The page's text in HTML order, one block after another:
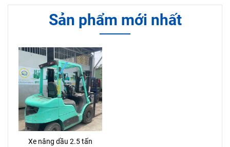
thành hợp lý, dòng xe nâng
điện đứng lái nhập khẩu
Trung Quốc này mang đến
dỡ, nâng hạ hàng hóa tại kho
xưởng, siêu thị, nhà máy và
trung tâm logistics.
chọn mua xe nâng tay điện
chính hãng với mức giá hợp
Sản phẩm mới nhất
Xe nâng dầu 2.5 tấn